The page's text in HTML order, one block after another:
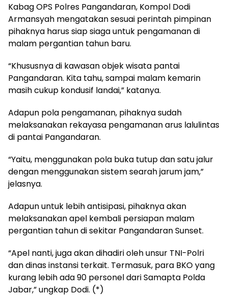
Kabag OPS Polres Pangandaran, Kompol Dodi
Armansyah mengatakan sesuai perintah pimpinan
pihaknya harus siap siaga untuk pengamanan di
malam pergantian tahun baru.
“Khususnya di kawasan objek wisata pantai
Pangandaran. Kita tahu, sampai malam kemarin
masih cukup kondusif landai,” katanya.
Adapun pola pengamanan, pihaknya sudah
melaksanakan rekayasa pengamanan arus lalulintas
di pantai Pangandaran.
“Yaitu, menggunakan pola buka tutup dan satu jalur
dengan menggunakan sistem searah jarum jam,”
jelasnya.
Adapun untuk lebih antisipasi, pihaknya akan
melaksanakan apel kembali persiapan malam
pergantian tahun di sekitar Pangandaran Sunset.
“Apel nanti, juga akan dihadiri oleh unsur TNI-Polri
dan dinas instansi terkait. Termasuk, para BKO yang
kurang lebih ada 90 personel dari Samapta Polda
Jabar,” ungkap Dodi. (*)